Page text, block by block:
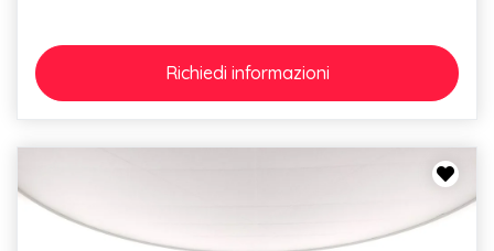
Richiedi informazioni